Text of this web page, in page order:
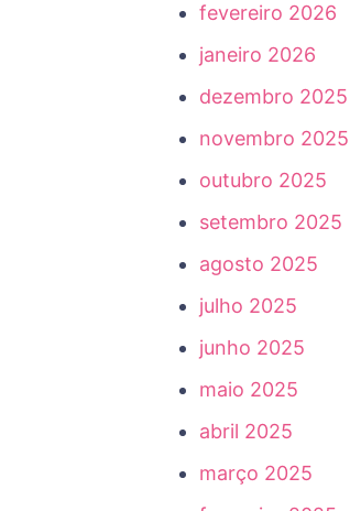
fevereiro 2026
janeiro 2026
dezembro 2025
novembro 2025
outubro 2025
setembro 2025
agosto 2025
julho 2025
junho 2025
maio 2025
abril 2025
março 2025